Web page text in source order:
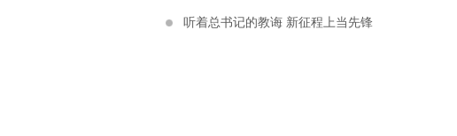
听着总书记的教诲 新征程上当先锋